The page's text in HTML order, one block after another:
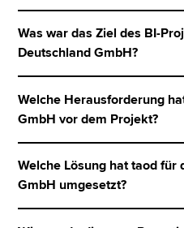
Was war das Ziel des BI-
Deutschland GmbH?
automatisiertes und
Vertriebscontrolling
war eine Reporting-
Vertriebskennzahlen
Welche Herausforderung
GmbH vor dem Projekt?
eine solide Cloud-
Reporting
Welche Lösung hat taod für
GmbH umgesetzt?